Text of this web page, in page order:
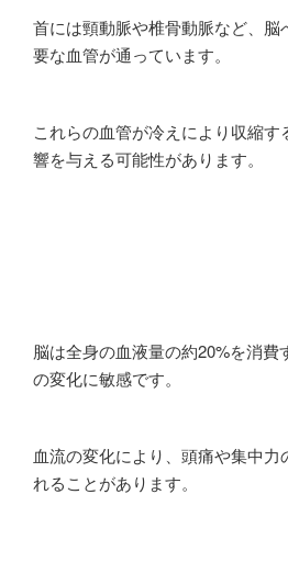
首には頸動脈や椎骨動脈など、脳
要な血管が通っています。
これらの血管が冷えにより収縮
響を与える可能性があります。
脳は全身の血液量の約20%を消費
の変化に敏感です。
血流の変化により、頭痛や集中
れることがあります。